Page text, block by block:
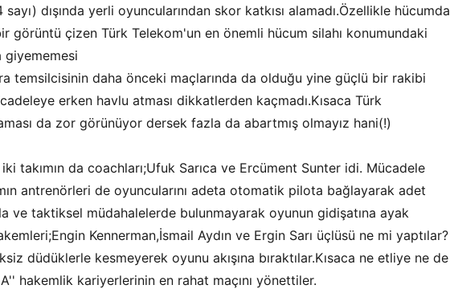
dışında yerli oyuncularından skor katkısı alamadı.Özellikle hücumda
görüntü çizen Türk Telekom'un en önemli hücum silahı konumundaki
giyememesi
temsilcisinin daha önceki maçlarında da olduğu yine güçlü bir rakibi
erken havlu atması dikkatlerden kaçmadı.Kısaca Türk
da zor görünüyor dersek fazla da abartmış olmayız hani(!)
takımın da coachları;Ufuk Sarıca ve Ercüment Sunter idi. Mücadele
antrenörleri de oyuncularını adeta otomatik pilota bağlayarak adet
ve taktiksel müdahalelerde bulunmayarak oyunun gidişatına ayak
Kennerman,İsmail Aydın ve Ergin Sarı üçlüsü ne mi yaptılar?
düdüklerle kesmeyerek oyunu akışına bıraktılar.Kısaca ne etliye ne de
hakemlik kariyerlerinin en rahat maçını yönettiler.